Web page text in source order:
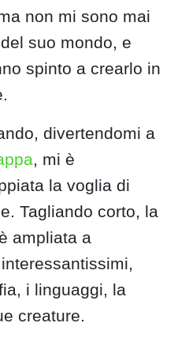
non mi sono mai
suo mondo, e
spinto a crearlo in
divertendomi a
, mi è
la voglia di
Tagliando corto, la
ampliata a
i linguaggi, la
creature.